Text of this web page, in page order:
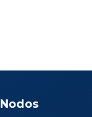
Nodos